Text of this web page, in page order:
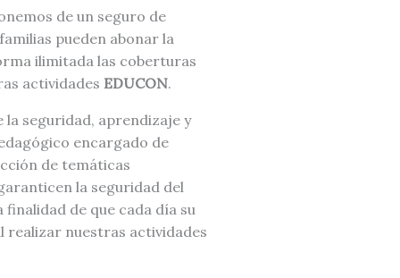
de un seguro de
pueden abonar la
ilimitada las coberturas
actividades EDUCON.
la seguridad, aprendizaje y
encargado de
de temáticas
la seguridad del
de que cada día su
nuestras actividades